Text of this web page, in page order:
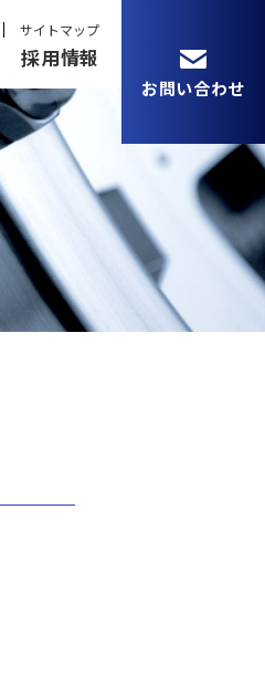
サイトマップ
採用情報
お問い合わせ